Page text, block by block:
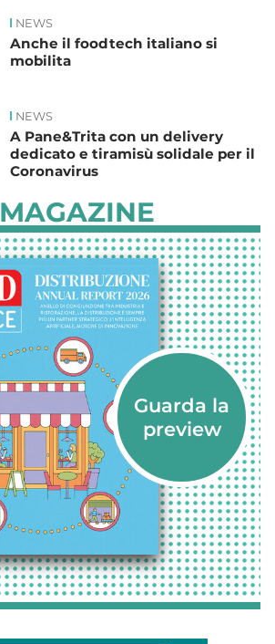
NEWS
Anche il foodtech italiano si
mobilita
NEWS
A Pane&Trita con un delivery
dedicato e tiramisù solidale per il
Coronavirus
MAGAZINE